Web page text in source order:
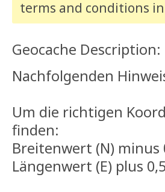
terms and conditions
Geocache Description:
Nachfolgenden
Um die richtigen
finden:
Breitenwert (N) minus
Längenwert (E) plus